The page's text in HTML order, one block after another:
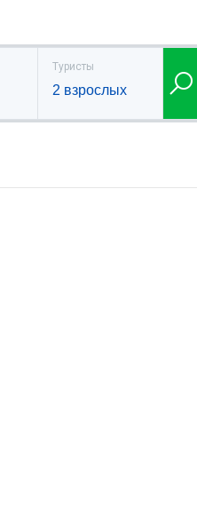
2 взрослых
Туристы